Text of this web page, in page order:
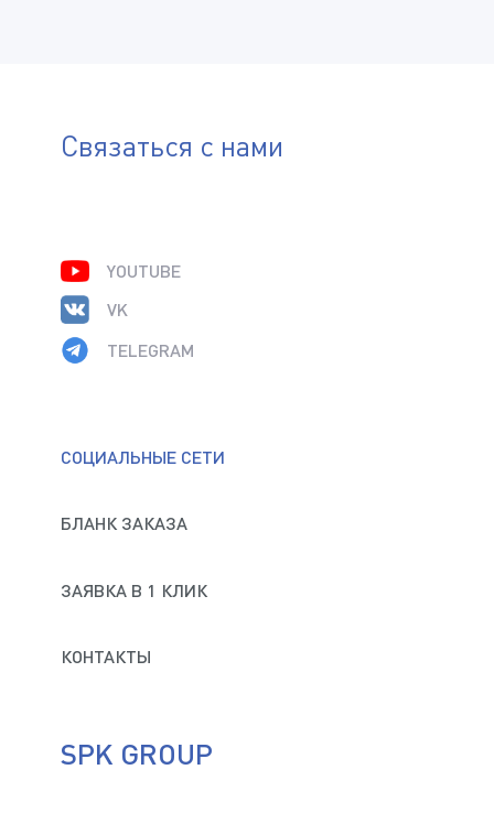
Связаться с нами
СОЦИАЛЬНЫЕ СЕТИ
БЛАНК ЗАКАЗА
ЗАЯВКА В 1 КЛИК
КОНТАКТЫ
YOUTUBE
VK
TELEGRAM
SPK GROUP